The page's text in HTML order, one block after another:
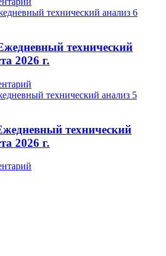
технический
2026 г.
технический
2026 г.